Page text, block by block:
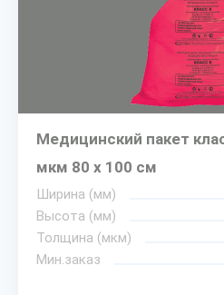
Медицинский пакет
мкм 80 х 100 см
Ширина (мм)
Высота (мм)
Толщина (мкм)
Мин.заказ